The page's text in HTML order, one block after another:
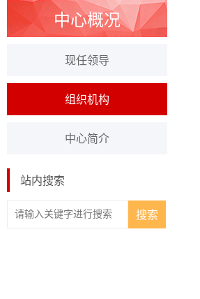
中心概况
现任领导
组织机构
中心简介
站内搜索